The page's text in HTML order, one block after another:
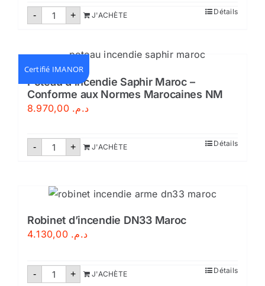
- quantité
métallique
–
+ J'ACHÈTE Détails
Certifié IMANOR
Poteau d’incendie Saphir Maroc –
Conforme aux Normes Marocaines NM
د.م. 8.970,00
- quantité
Maroc
aux
Normes
Marocaines
+ J'ACHÈTE Détails
Robinet d’incendie DN33 Maroc
د.م. 4.130,00
- quantité
+ J'ACHÈTE Détails